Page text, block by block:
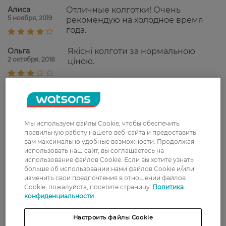
Алиса
5 ноября, 2019
Отличные колготки! Очень
рекомендую на холодное время
года.
Ольга
2 октября, 2018
Якісні колготи за нормальною
ціною.
Показати ще
Доставка
Новая почта
В отделение Новой почты - 99 грн, бесплатно
от 699 грн
Стоимость доставки – 79 грн, бесплатная
Мы используем файлы Cookie, чтобы обеспечить
правильную работу нашего веб-сайта и предоставить
вам максимально удобные возможности. Продолжая
использовать наш сайт, вы соглашаетесь на
использование файлов Cookie. Если вы хотите узнать
больше об использовании нами файлов Cookie и/или
изменить свои предпочтения в отношении файлов
Cookie, пожалуйста, посетите страницу Политика
конфиденциальности
Настроить файлы Cookie